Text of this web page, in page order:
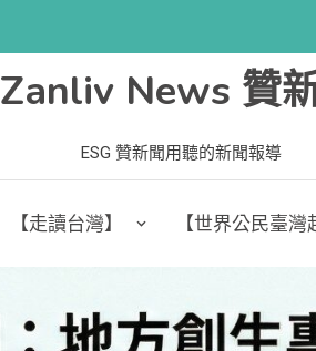
Zanliv News 贊
ESG 贊新聞用聽的新聞報導
【走讀台灣】 【世界公民臺灣